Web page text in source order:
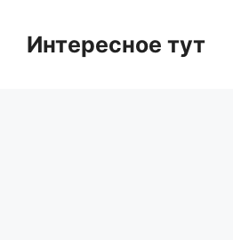
contentИнтересное тут